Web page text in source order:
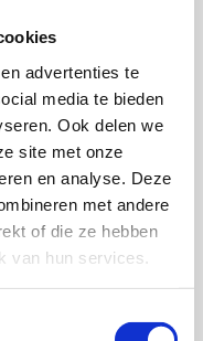
advertenties te
media te bieden
Ook delen we
site met onze
en analyse. Deze
met andere
of die ze hebben
van hun services.